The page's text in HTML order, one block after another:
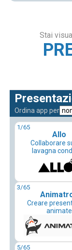
Stai
Ordina app per
1/65
Allo
Collaborare
lavagna
3/65
Creare
animate
5/65